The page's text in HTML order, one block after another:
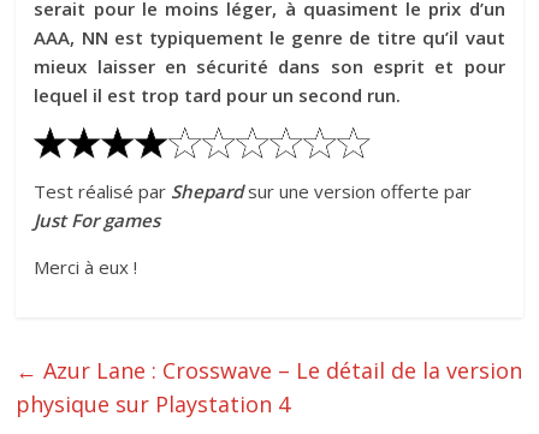
serait pour le moins léger, à quasiment le prix d’un
AAA, NN est typiquement le genre de titre qu’il vaut
mieux laisser en sécurité dans son esprit et pour
lequel il est trop tard pour un second run.
Test réalisé par Shepardsur une version offerte par
Just For games
Merci à eux !
← Azur Lane : Crosswave – Le détail de la version
physique sur Playstation 4